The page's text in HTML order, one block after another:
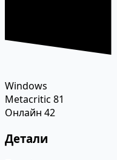
Windows
Metacritic 81
Онлайн 42
Детали